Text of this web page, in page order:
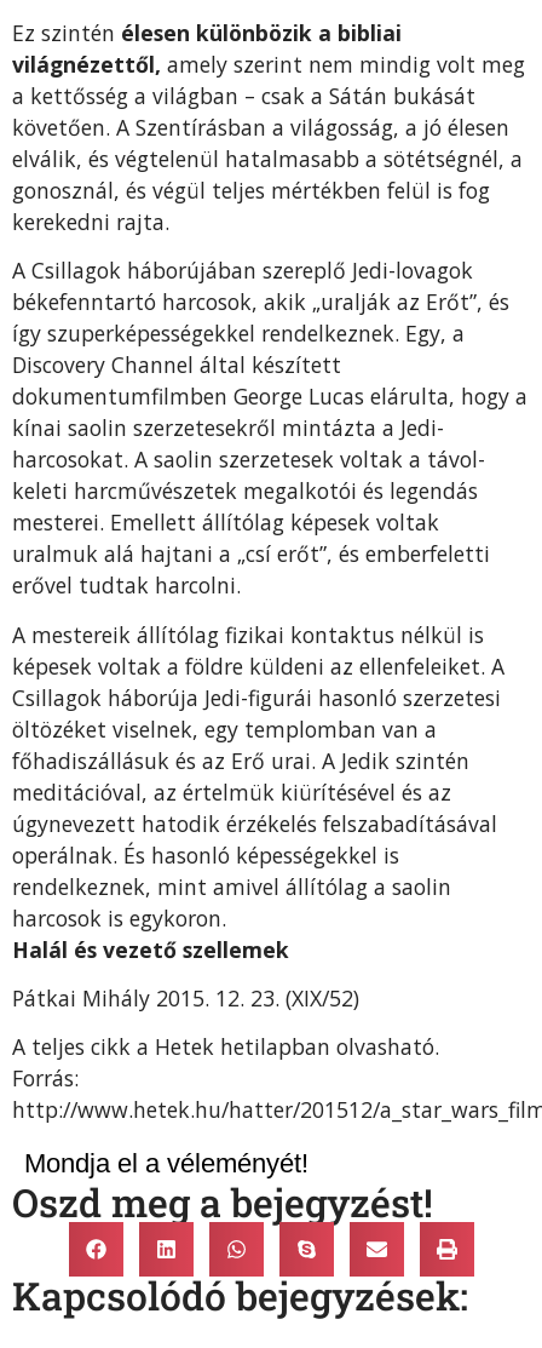
Ez szintén élesen különbözik a bibliai
világnézettől, amely szerint nem mindig volt meg
a kettősség a világban – csak a Sátán bukását
követően. A Szentírásban a világosság, a jó élesen
elválik, és végtelenül hatalmasabb a sötétségnél, a
gonosznál, és végül teljes mértékben felül is fog
kerekedni rajta.
A Csillagok háborújában szereplő Jedi-lovagok
békefenntartó harcosok, akik „uralják az Erőt”, és
így szuperképességekkel rendelkeznek. Egy, a
Discovery Channel által készített
dokumentumfilmben George Lucas elárulta, hogy a
kínai saolin szerzetesekről mintázta a Jedi-
harcosokat. A saolin szerzetesek voltak a távol-
keleti harcművészetek megalkotói és legendás
mesterei. Emellett állítólag képesek voltak
uralmuk alá hajtani a „csí erőt”, és emberfeletti
erővel tudtak harcolni.
A mestereik állítólag fizikai kontaktus nélkül is
képesek voltak a földre küldeni az ellenfeleiket. A
Csillagok háborúja Jedi-figurái hasonló szerzetesi
öltözéket viselnek, egy templomban van a
főhadiszállásuk és az Erő urai. A Jedik szintén
meditációval, az értelmük kiürítésével és az
úgynevezett hatodik érzékelés felszabadításával
operálnak. És hasonló képességekkel is
rendelkeznek, mint amivel állítólag a saolin
harcosok is egykoron.
Halál és vezető szellemek
Pátkai Mihály 2015. 12. 23. (XIX/52)
A teljes cikk a Hetek hetilapban olvasható.
Forrás:
http://www.hetek.hu/hatter/201512/
Mondja el a véleményét!
Oszd meg a bejegyzést!
Kapcsolódó bejegyzések: